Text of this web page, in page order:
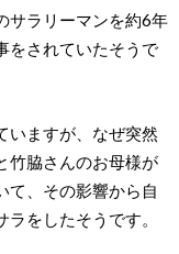
サラリーマンを約6年
をされていたそうで
いますが、なぜ突然
竹脇さんのお母様が
て、その影響から自
をしたそうです。